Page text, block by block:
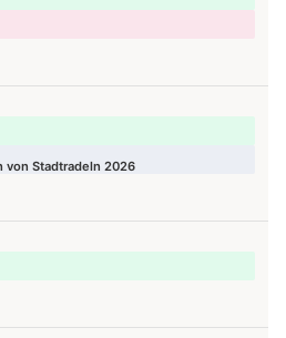
von Stadtradeln 2026